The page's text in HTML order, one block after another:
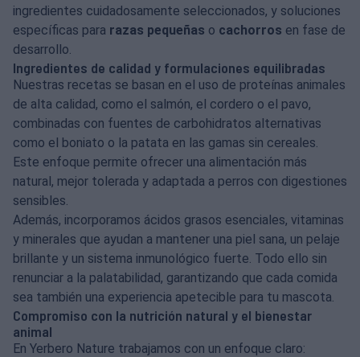
ingredientes cuidadosamente seleccionados, y soluciones
específicas para razas pequeñas o cachorros en fase de
desarrollo.
Ingredientes de calidad y formulaciones equilibradas
Nuestras recetas se basan en el uso de proteínas animales
de alta calidad, como el salmón, el cordero o el pavo,
combinadas con fuentes de carbohidratos alternativas
como el boniato o la patata en las gamas sin cereales.
Este enfoque permite ofrecer una alimentación más
natural, mejor tolerada y adaptada a perros con digestiones
sensibles.
Además, incorporamos ácidos grasos esenciales, vitaminas
y minerales que ayudan a mantener una piel sana, un pelaje
brillante y un sistema inmunológico fuerte. Todo ello sin
renunciar a la palatabilidad, garantizando que cada comida
sea también una experiencia apetecible para tu mascota.
Compromiso con la nutrición natural y el bienestar
animal
En Yerbero Nature trabajamos con un enfoque claro: